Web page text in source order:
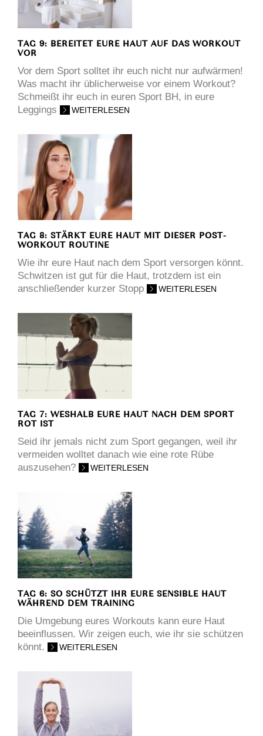
TAG 9: BEREITET EURE HAUT AUF DAS WORKOUT
VOR
Vor dem Sport solltet ihr euch nicht nur aufwärmen!
Was macht ihr üblicherweise vor einem Workout?
Schmeißt ihr euch in euren Sport BH, in eure
Leggings
WEITERLESEN
TAG 8: STÄRKT EURE HAUT MIT DIESER POST-
WORKOUT ROUTINE
Wie ihr eure Haut nach dem Sport versorgen könnt.
Schwitzen ist gut für die Haut, trotzdem ist ein
anschließender kurzer Stopp
WEITERLESEN
TAG 7: WESHALB EURE HAUT NACH DEM SPORT
ROT IST
Seid ihr jemals nicht zum Sport gegangen, weil ihr
vermeiden wolltet danach wie eine rote Rübe
auszusehen?
WEITERLESEN
TAG 6: SO SCHÜTZT IHR EURE SENSIBLE HAUT
WÄHREND DEM TRAINING
Die Umgebung eures Workouts kann eure Haut
beeinflussen. Wir zeigen euch, wie ihr sie schützen
könnt.
WEITERLESEN